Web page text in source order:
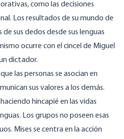
como las decisiones
Los resultados de su mundo de
sus dedos desde sus lenguas
ocurre con el cincel de Miguel
dictador.
las personas se asocian en
sus valores a los demás.
hincapié en las vidas
Los grupos no poseen esas
Mises se centra en la acción